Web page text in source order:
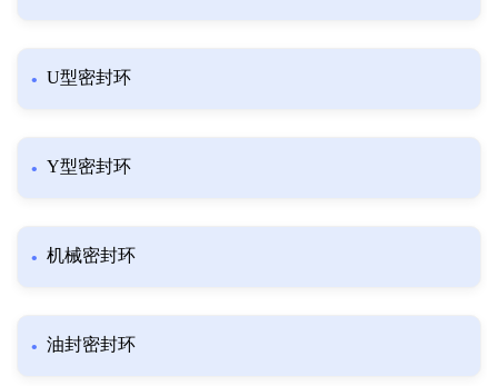
U型密封环
Y型密封环
机械密封环
油封密封环